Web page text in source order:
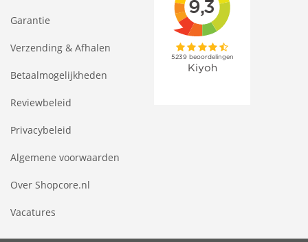
Garantie
Verzending & Afhalen
Betaalmogelijkheden
Reviewbeleid
Privacybeleid
Algemene voorwaarden
Over Shopcore.nl
Vacatures